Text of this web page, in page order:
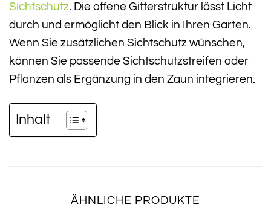
Sichtschutz. Die offene Gitterstruktur lässt Licht
durch und ermöglicht den Blick in Ihren Garten.
Wenn Sie zusätzlichen Sichtschutz wünschen,
können Sie passende Sichtschutzstreifen oder
Pflanzen als Ergänzung in den Zaun integrieren.
Inhalt
ÄHNLICHE PRODUKTE